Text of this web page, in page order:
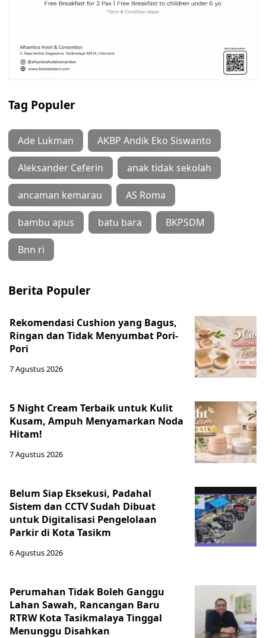
Tag Populer
Ade Lukman AKBP Andik Eko Siswanto
Aleksander Ceferin anak tidak sekolah
ancaman kemarau AS Roma
bambu apus batu bara BKPSDM
Bnn ri
Berita Populer
Rekomendasi Cushion yang Bagus,
Ringan dan Tidak Menyumbat Pori-
Pori
7 Agustus 2026
5 Night Cream Terbaik untuk Kulit
Kusam, Ampuh Menyamarkan Noda
Hitam!
7 Agustus 2026
Belum Siap Eksekusi, Padahal
Sistem dan CCTV Sudah Dibuat
untuk Digitalisasi Pengelolaan
Parkir di Kota Tasikm
6 Agustus 2026
Perumahan Tidak Boleh Ganggu
Lahan Sawah, Rancangan Baru
RTRW Kota Tasikmalaya Tinggal
Menunggu Disahkan